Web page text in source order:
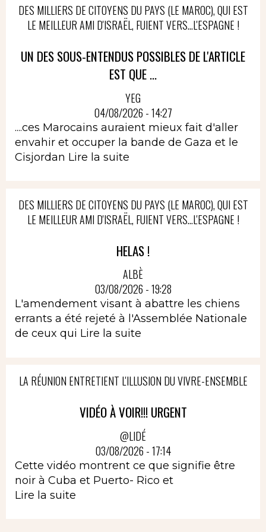
DES MILLIERS DE CITOYENS DU PAYS (LE MAROC), QUI EST
LE MEILLEUR AMI D'ISRAËL, FUIENT VERS...L'ESPAGNE !
UN DES SOUS-ENTENDUS POSSIBLES DE L'ARTICLE
EST QUE ...
YEG
04/08/2026 - 14:27
....ces Marocains auraient mieux fait d'aller
envahir et occuper la bande de Gaza et le
Cisjordan Lire la suite
DES MILLIERS DE CITOYENS DU PAYS (LE MAROC), QUI EST
LE MEILLEUR AMI D'ISRAËL, FUIENT VERS...L'ESPAGNE !
HELAS !
ALBÈ
03/08/2026 - 19:28
L'amendement visant à abattre les chiens
errants a été rejeté à l'Assemblée Nationale
de ceux qui Lire la suite
LA RÉUNION ENTRETIENT L'ILLUSION DU VIVRE-ENSEMBLE
VIDÉO À VOIR!!! URGENT
@LIDÉ
03/08/2026 - 17:14
Cette vidéo montrent ce que signifie être
noir à Cuba et Puerto- Rico et
Lire la suite